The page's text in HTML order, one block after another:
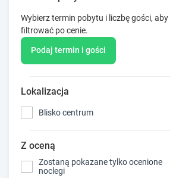
Wybierz termin pobytu i liczbę gości, aby
filtrować po cenie.
Podaj termin i gości
Lokalizacja
Blisko centrum
Z oceną
Zostaną pokazane tylko ocenione
noclegi